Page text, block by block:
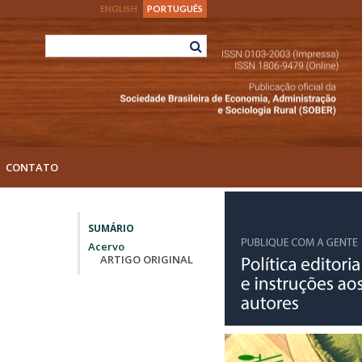
ENGLISH PORTUGUÊS
CONTATO
SUMÁRIO
Acervo
ARTIGO ORIGINAL